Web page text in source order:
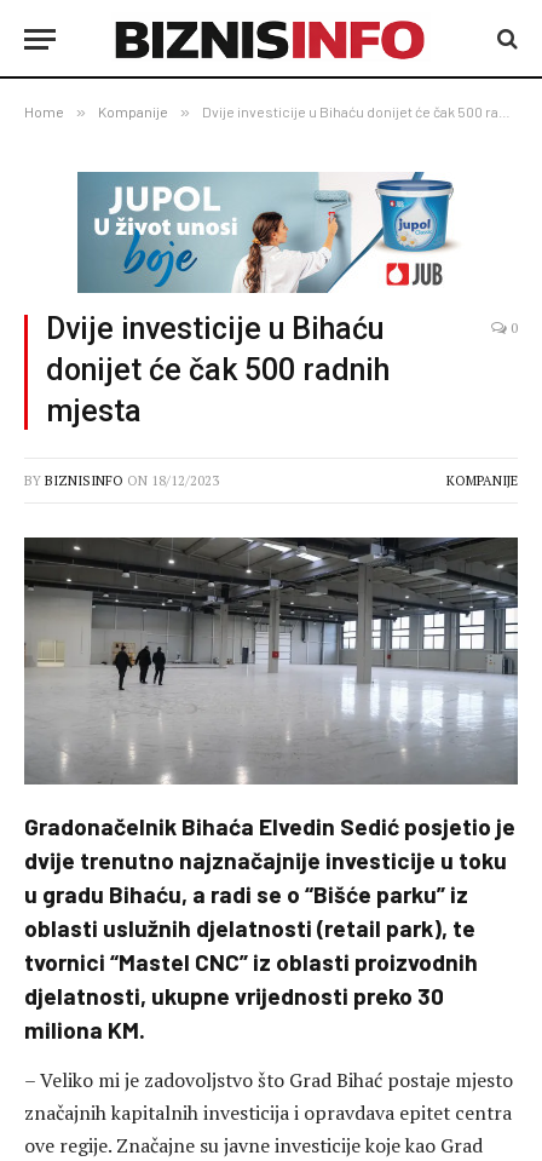
Home » Kompanije » Dvije investicije u Bihaću donijet će čak 500 radnih mjesta
Dvije investicije u Bihaću
donijet će čak 500 radnih
mjesta
0
BY BIZNISINFO ON 18/12/2023 KOMPANIJE
Gradonačelnik Bihaća Elvedin Sedić posjetio je
dvije trenutno najznačajnije investicije u toku
u gradu Bihaću, a radi se o “Bišće parku” iz
oblasti uslužnih djelatnosti (retail park), te
tvornici “Mastel CNC” iz oblasti proizvodnih
djelatnosti, ukupne vrijednosti preko 30
miliona KM.
– Veliko mi je zadovoljstvo što Grad Bihać postaje mjesto
značajnih kapitalnih investicija i opravdava epitet centra
ove regije. Značajne su javne investicije koje kao Grad